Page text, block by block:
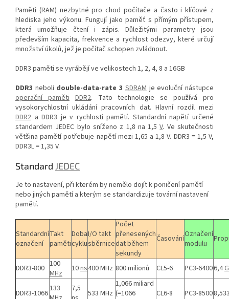
Paměti (RAM) nezbytné pro chod počítače a často i klíčové z
hlediska jeho výkonu. Fungují jako paměť s přímým přístupem,
která umožňuje čtení i zápis. Důležitými parametry jsou
především kapacita, frekvence a rychlost odezvy, které určují
množství úkolů, jež je počítač schopen zvládnout.
DDR3 paměti se vyrábějí ve velikostech 1, 2, 4, 8 a 16GB
DDR3 neboli double-data-rate 3 SDRAMje evoluční nástupce
operační paměti DDR2. Tato technologie se používá pro
vysokorychlostní ukládání pracovních dat. Hlavní rozdíl mezi
DDR2 a DDR3 je v rychlosti pamětí. Standardní napětí určené
standardem JEDEC bylo sníženo z 1,8 na 1,5V. Ve skutečnosti
většina pamětí potřebuje napětí mezi 1,65 a 1,8 V. DDR3 = 1,5 V,
DDR3L = 1,35 V.
Standard JEDEC
Je to nastavení, při kterém by nemělo dojít k poničení pamětí
nebo jiných pamětí a kterým se standardizuje tovární nastavení
pamětí.
Standardní
označení
Takt
paměti
Doba
cyklu
I/O takt
sběrnice
Počet
přenesených
dat během
sekundy
ČasováníOznačení
modulu
DDR3-800 100
MHz
10ns400 MHz 800 milionů CL5-6 PC3-64006,4
DDR3-1066133
7,5
533 MHz
1,066 miliard
(=1066
CL6-8 PC3-8500